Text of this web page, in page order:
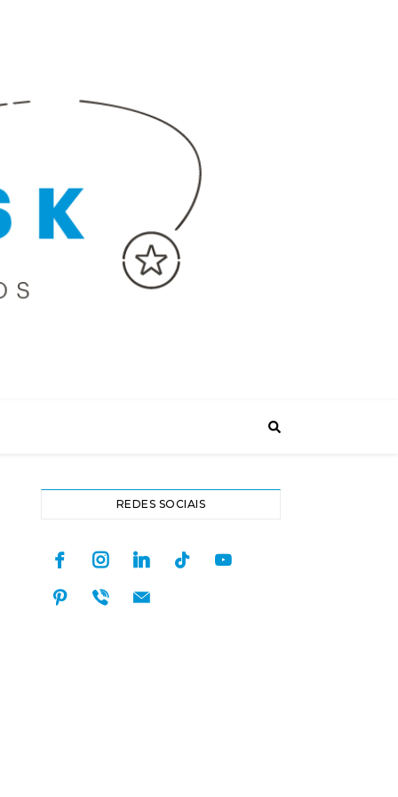
REDES SOCIAIS
facebookinstagramlinkedintiktok youtube
pinterest
viber mail